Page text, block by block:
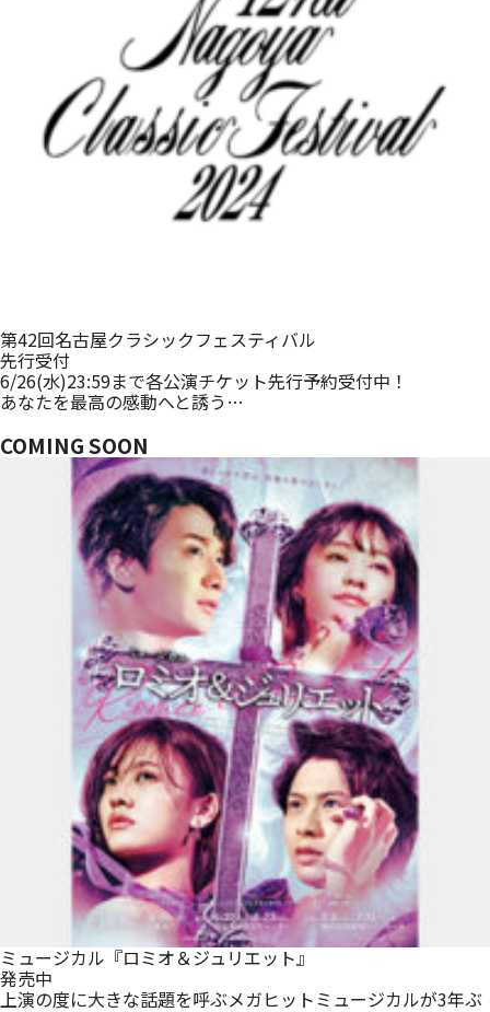
第42回名古屋クラシックフェスティバル
先行受付
6/26(水)23:59まで各公演チケット先行予約受付中！
あなたを最高の感動へと誘う…
COMING SOON
ミュージカル『ロミオ＆ジュリエット』
発売中
上演の度に大きな話題を呼ぶメガヒットミュージカルが3年ぶ